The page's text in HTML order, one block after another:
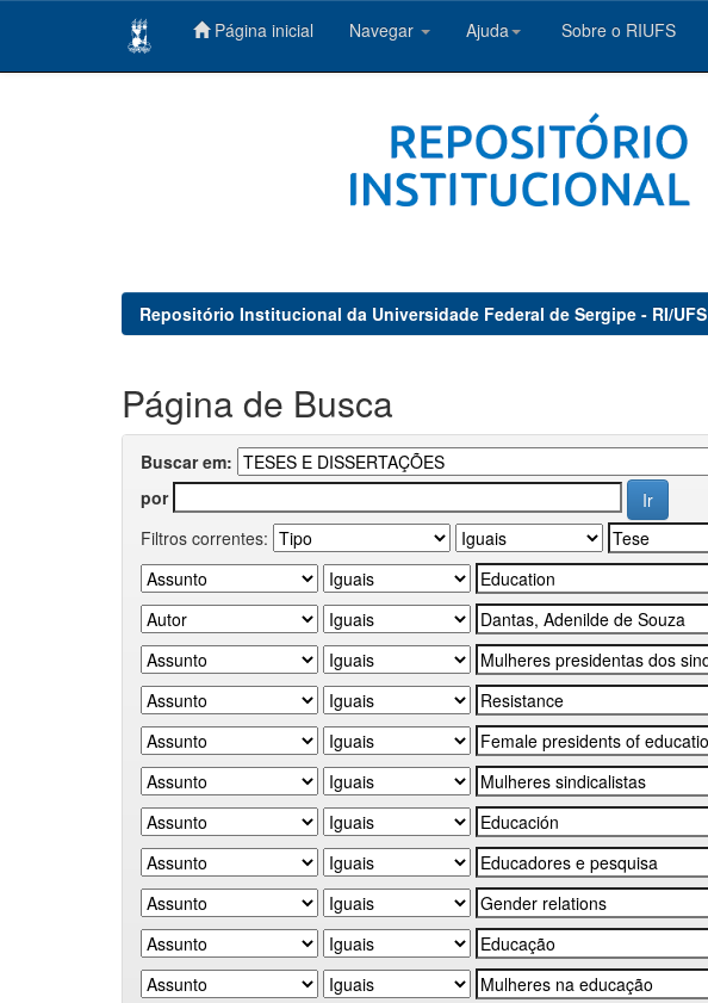
Página inicial Navegar Ajuda Sobre o RIUFS
Repositório Institucional da Universidade Federal de Sergipe - RI/UFS
Página de Busca
Buscar em:
por
Filtros correntes: